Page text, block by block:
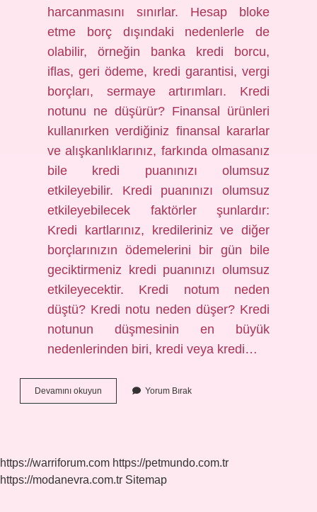
harcanmasını sınırlar. Hesap bloke
etme borç dışındaki nedenlerle de
olabilir, örneğin banka kredi borcu,
iflas, geri ödeme, kredi garantisi, vergi
borçları, sermaye artırımları. Kredi
notunu ne düşürür? Finansal ürünleri
kullanırken verdiğiniz finansal kararlar
ve alışkanlıklarınız, farkında olmasanız
bile kredi puanınızı olumsuz
etkileyebilir. Kredi puanınızı olumsuz
etkileyebilecek faktörler şunlardır:
Kredi kartlarınız, kredileriniz ve diğer
borçlarınızın ödemelerini bir gün bile
geciktirmeniz kredi puanınızı olumsuz
etkileyecektir. Kredi notum neden
düştü? Kredi notu neden düşer? Kredi
notunun düşmesinin en büyük
nedenlerinden biri, kredi veya kredi…
Devamını okuyun
Borcu
Yorum Bırak
https://warriforum.com https://petmundo.com.tr
https://modanevra.com.tr Sitemap